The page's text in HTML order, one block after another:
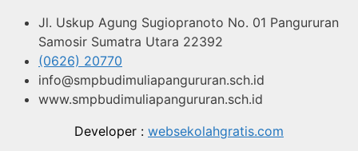
Jl. Uskup Agung Sugiopranoto No. 01 Pangururan
Samosir Sumatra Utara 22392
(0626) 20770
info@smpbudimuliapangururan.sch.id
www.smpbudimuliapangururan.sch.id
Developer : websekolahgratis.com